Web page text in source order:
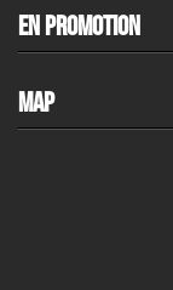
EN PROMOTION
MAP